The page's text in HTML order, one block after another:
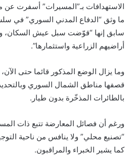
الاستهدافات بـ”المسيرات” أسفرت
ما وثق “الدفاع المدني السوري” في
سابق إنها “قوّضت سبل عيش السكان،
أراضيهم الزراعية واستثمارها”.
وما يزال الوضع المذكور قائما حتى
قصفها مناطق الشمال السوري
بالطائرات المذخّرة بدون طيار.
ورغم أن فصائل المعارضة تتبع ذات
“تصنيع محلي” ولا ينافس من ناحية
كما يشير الخبراء والمراقبون.